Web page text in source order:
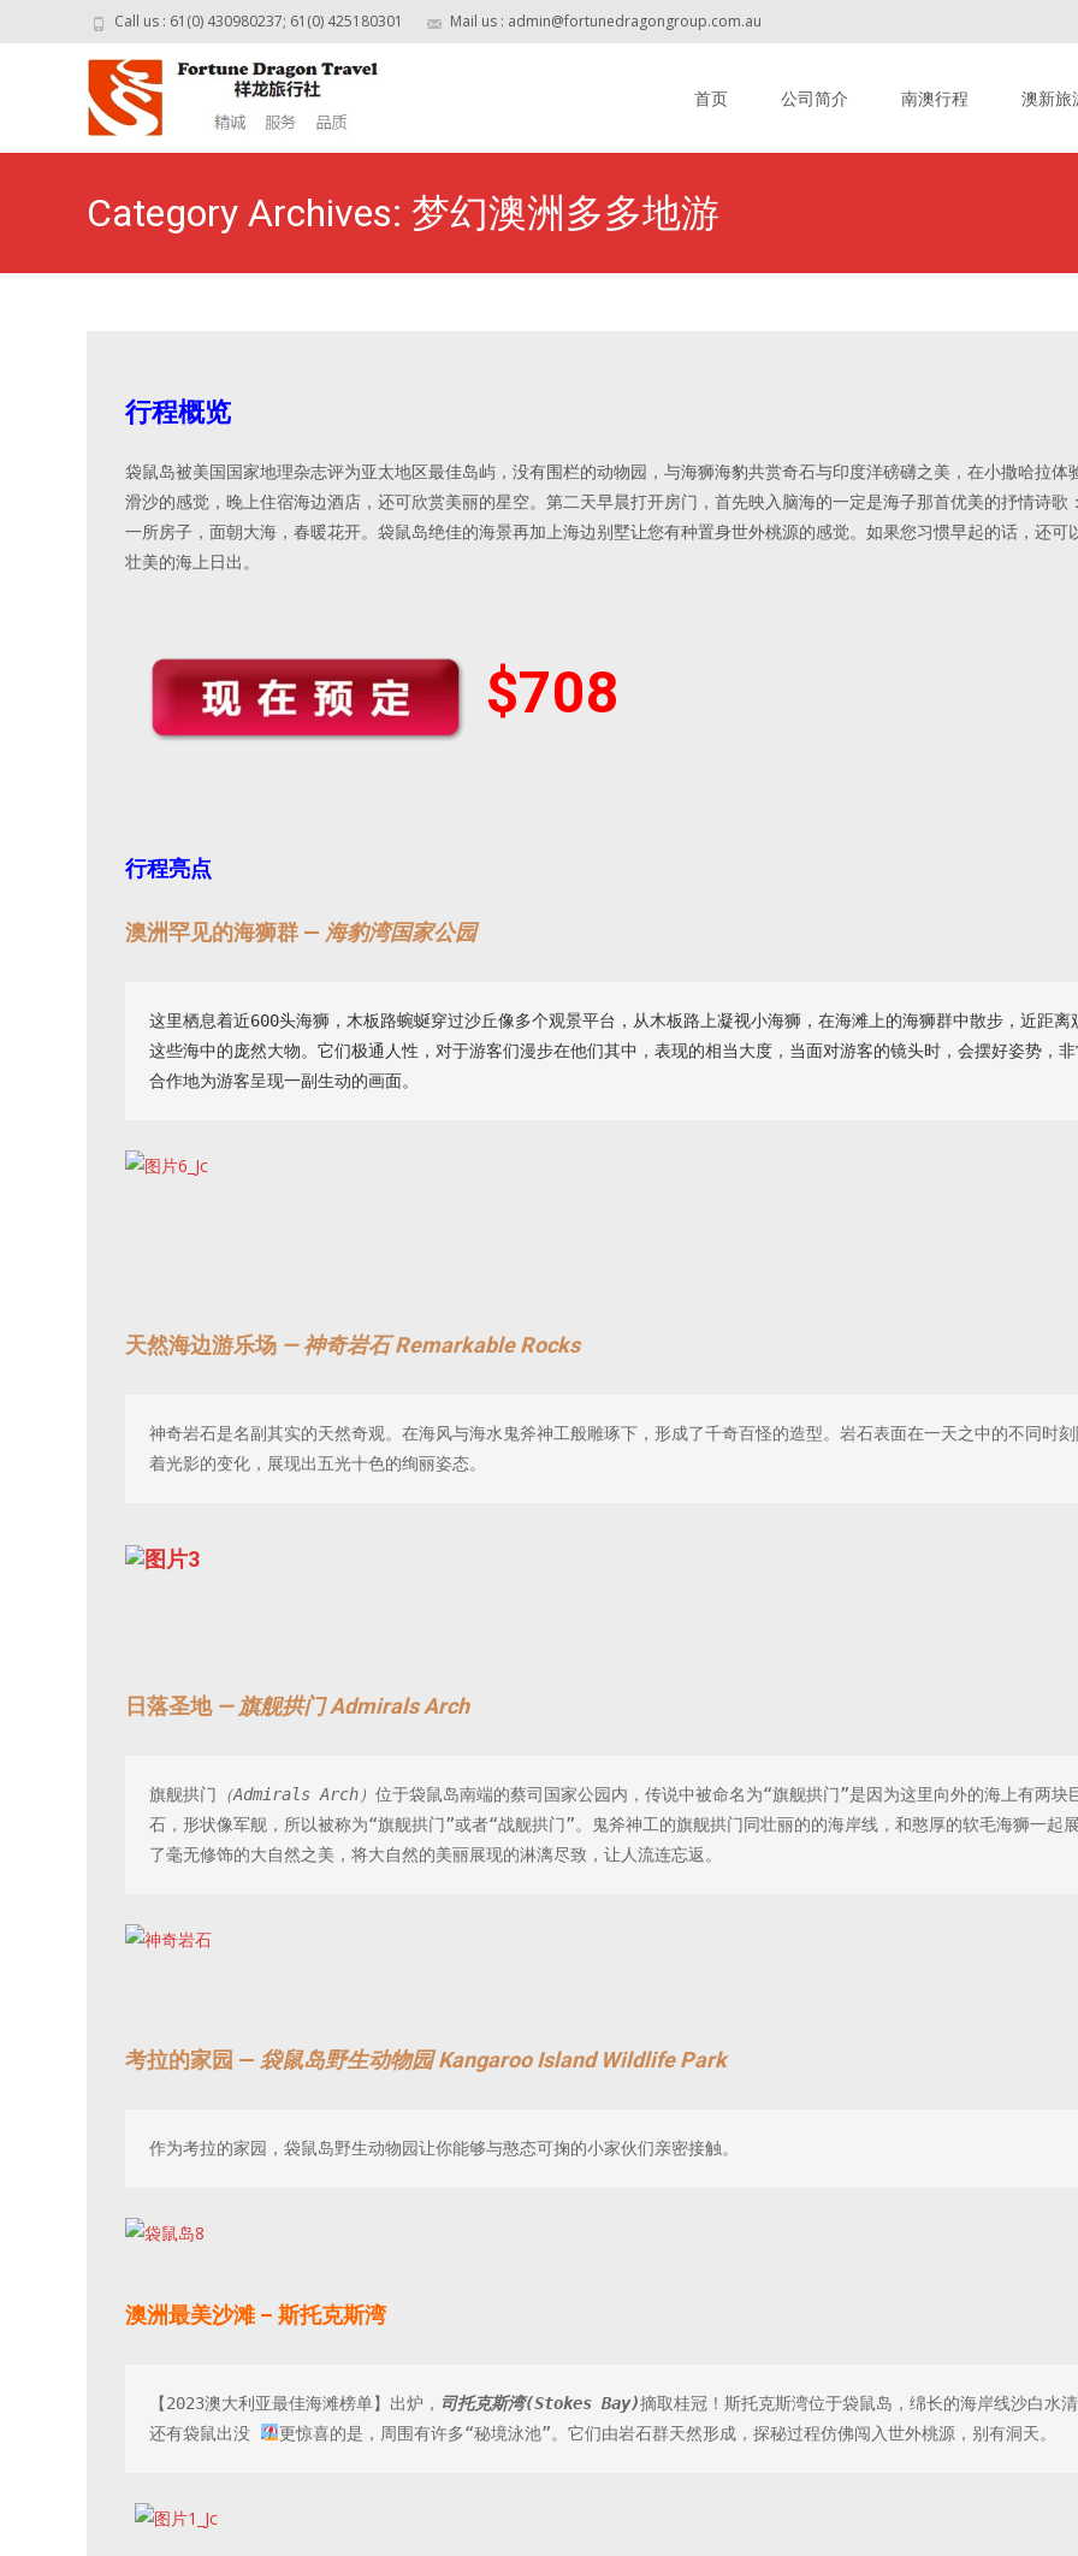
Call us : 61(0) 430980237; 61(0) 425180301 Mail us : admin@fortunedragongroup.com.au
首页
公司简介 南澳行程 澳新旅
Category Archives: 梦幻澳洲多多地游
行程概览
袋鼠岛被美国国家地理杂志评为亚太地区最佳岛屿，没有围栏的动物园，与海狮海豹共赏奇石与印度洋磅礴之美，在小撒哈拉体
滑沙的感觉，晚上住宿海边酒店，还可欣赏美丽的星空。第二天早晨打开房门，首先映入脑海的一定是海子那首优美的抒情诗歌
一所房子，面朝大海，春暖花开。袋鼠岛绝佳的海景再加上海边别墅让您有种置身世外桃源的感觉。如果您习惯早起的话，还可
壮美的海上日出。
$708
行程亮点
澳洲罕见的海狮群 — 海豹湾国家公园
这里栖息着近600头海狮，木板路蜿蜒穿过沙丘像多个观景平台，从木板路上凝视小海狮，在海滩上的海狮群中散步，近距离
这些海中的庞然大物。它们极通人性，对于游客们漫步在他们其中，表现的相当大度，当面对游客的镜头时，会摆好姿势，
合作地为游客呈现一副生动的画面。
天然海边游乐场 — 神奇岩石 Remarkable Rocks
神奇岩石是名副其实的天然奇观。在海风与海水鬼斧神工般雕琢下，形成了千奇百怪的造型。岩石表面在一天之中的不同时
着光影的变化，展现出五光十色的绚丽姿态。
日落圣地— 旗舰拱门 Admirals Arch
旗舰拱门 （Admirals Arch） 位于袋鼠岛南端的蔡司国家公园内，传说中被命名为“旗舰拱门”是因为这里向外的海上有两块
石，形状像军舰，所以被称为“旗舰拱门”或者“战舰拱门”。鬼斧神工的旗舰拱门同壮丽的的海岸线，和憨厚的软毛海狮一起
了毫无修饰的大自然之美，将大自然的美丽展现的淋漓尽致，让人流连忘返。
考拉的家园 — 袋鼠岛野生动物园 Kangaroo Island Wildlife Park
作为考拉的家园，袋鼠岛野生动物园让你能够与憨态可掬的小家伙们亲密接触。
澳洲最美沙滩 – 斯托克斯湾
【2023澳大利亚最佳海滩榜单】出炉， 司托克斯湾(Stokes Bay)摘取桂冠！斯托克斯湾位于袋鼠岛，绵长的海岸线沙白水
还有袋鼠出没
更惊喜的是，周围有许多“秘境泳池”。它们由岩石群天然形成，探秘过程仿佛闯入世外桃源，别有洞天。